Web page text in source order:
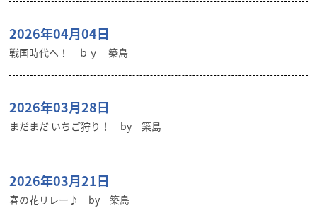
2026年04月04日
戦国時代へ！ ｂｙ 築島
2026年03月28日
まだまだ いちご狩り！ by 築島
2026年03月21日
春の花リレー♪ by 築島